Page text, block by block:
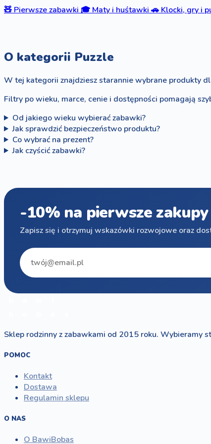
🧸 Pierwsze zabawki 🎓 Maty i huśtawki 🚗 Klocki, gry i
O kategorii Puzzle
W tej kategorii znajdziesz starannie wybrane produkty
Filtry po wieku, marce, cenie i dostępności pomagają
Od jakiego wieku wybierać zabawki?
Jak sprawdzić bezpieczeństwo produktu?
Co wybrać na prezent?
Jak czyścić zabawki?
-10% na pierwsze zakupy
Zapisz się i otrzymuj wskazówki rozwojowe oraz
Sklep rodzinny z zabawkami od 2015 roku. Wybieramy
POMOC
Kontakt
Dostawa
Regulamin sklepu
O NAS
O BawiBobas